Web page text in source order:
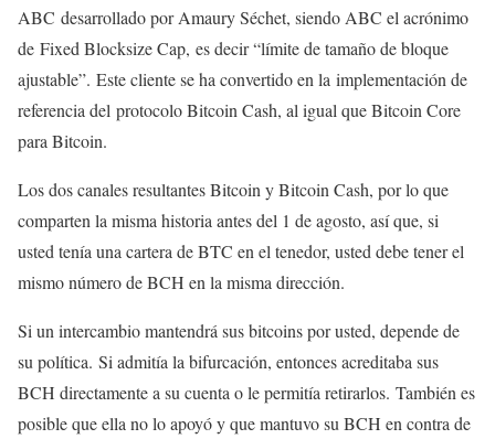
ABC desarrollado por Amaury Séchet, siendo ABC el acrónimo
de Fixed Blocksize Cap, es decir “límite de tamaño de bloque
ajustable”. Este cliente se ha convertido en la implementación de
referencia del protocolo Bitcoin Cash, al igual que Bitcoin Core
para Bitcoin.
Los dos canales resultantes Bitcoin y Bitcoin Cash, por lo que
comparten la misma historia antes del 1 de agosto, así que, si
usted tenía una cartera de BTC en el tenedor, usted debe tener el
mismo número de BCH en la misma dirección.
Si un intercambio mantendrá sus bitcoins por usted, depende de
su política. Si admitía la bifurcación, entonces acreditaba sus
BCH directamente a su cuenta o le permitía retirarlos. También es
posible que ella no lo apoyó y que mantuvo su BCH en contra de